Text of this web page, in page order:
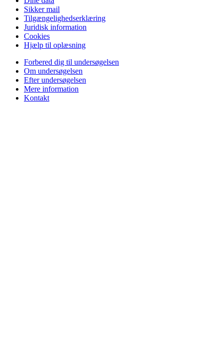
Sikker mail
Tilgængelighedserklæring
Juridisk information
Cookies
Hjælp til oplæsning
Forbered dig til undersøgelsen
Om undersøgelsen
Efter undersøgelsen
Mere information
Kontakt